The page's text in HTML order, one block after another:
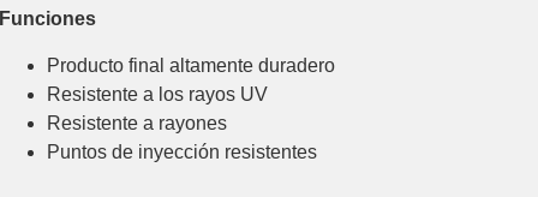
Funciones
Producto final altamente duradero
Resistente a los rayos UV
Resistente a rayones
Puntos de inyección resistentes